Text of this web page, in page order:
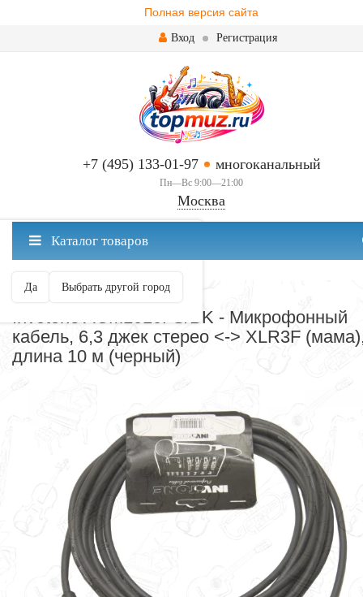
Полная версия сайта
Вход Регистрация
+7 (495) 133-01-97 многоканальный
Пн—Вс 9:00—21:00
Москва
Москва ваш город?
Да Выбрать другой город
Каталог товаров
СОЕДИНИТЕЛЬНЫЕ КАБЕЛИ
Invotone ACM1010FS/BK - Микрофонный
кабель, 6,3 джек стерео <-> XLR3F
длина 10 м (черный)